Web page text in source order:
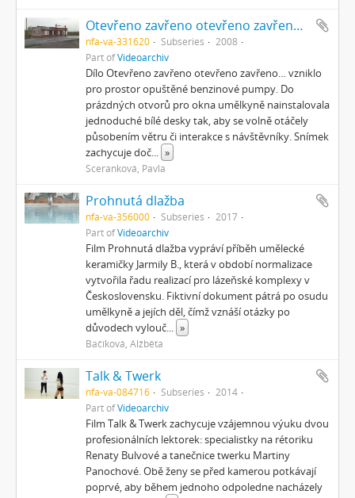
Otevřeno zavřeno otevřeno zavřeno...
nfa-va-331620 Subseries
2008
Part ofVideoarchiv
Dílo Otevřeno zavřeno otevřeno zavřeno… vzniklo
pro prostor opuštěné benzinové pumpy. Do
prázdných otvorů pro okna umělkyně nainstalovala
jednoduché bílé desky tak, aby se volně otáčely
působením větru či interakce s návštěvníky. Snímek
zachycuje doč... »
Sceranková, Pavla
Prohnutá dlažba
nfa-va-356000 Subseries
2017
Part ofVideoarchiv
Film Prohnutá dlažba vypráví příběh umělecké
keramičky Jarmily B., která v období normalizace
vytvořila řadu realizací pro lázeňské komplexy v
Československu. Fiktivní dokument pátrá po osudu
umělkyně a jejích děl, čímž vznáší otázky po
důvodech vylouč... »
Bačíková, Alžběta
Talk & Twerk
nfa-va-084716 Subseries
2014
Part ofVideoarchiv
Film Talk & Twerk zachycuje vzájemnou výuku dvou
profesionálních lektorek: specialistky na rétoriku
Renaty Bulvové a tanečnice twerku Martiny
Panochové. Obě ženy se před kamerou potkávají
poprvé, aby během jednoho odpoledne nacházely